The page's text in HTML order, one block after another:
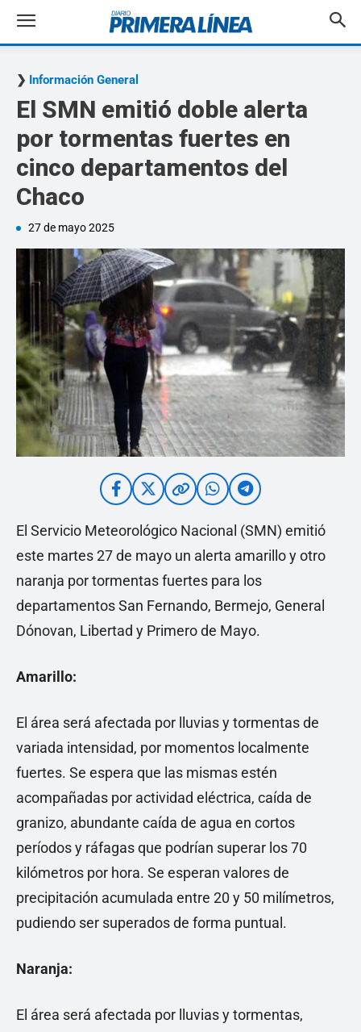
Información General
El SMN emitió doble alerta
por tormentas fuertes en
cinco departamentos del
Chaco
27 de mayo 2025
El Servicio Meteorológico Nacional (SMN) emitió
este martes 27 de mayo un alerta amarillo y otro
naranja por tormentas fuertes para los
departamentos San Fernando, Bermejo, General
Dónovan, Libertad y Primero de Mayo.
Amarillo:
El área será afectada por lluvias y tormentas de
variada intensidad, por momentos localmente
fuertes. Se espera que las mismas estén
acompañadas por actividad eléctrica, caída de
granizo, abundante caída de agua en cortos
períodos y ráfagas que podrían superar los 70
kilómetros por hora. Se esperan valores de
precipitación acumulada entre 20 y 50 milímetros,
pudiendo ser superados de forma puntual.
Naranja:
El área será afectada por lluvias y tormentas,